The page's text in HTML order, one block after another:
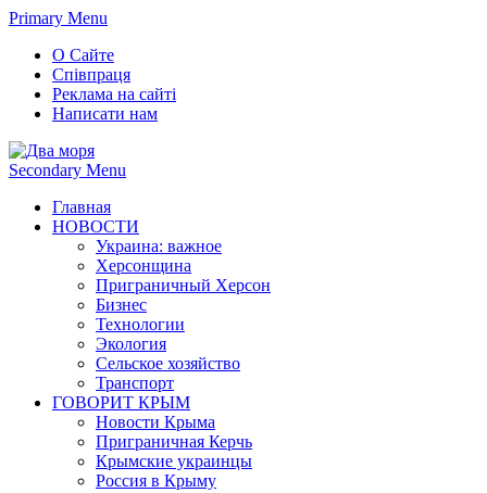
Primary Menu
О Сайте
Співпраця
Реклама на сайті
Написати нам
Secondary Menu
Главная
НОВОСТИ
Украина: важное
Херсонщина
Приграничный Херсон
Бизнес
Технологии
Экология
Сельское хозяйство
Транспорт
ГОВОРИТ КРЫМ
Новости Крыма
Приграничная Керчь
Крымские украинцы
Россия в Крыму